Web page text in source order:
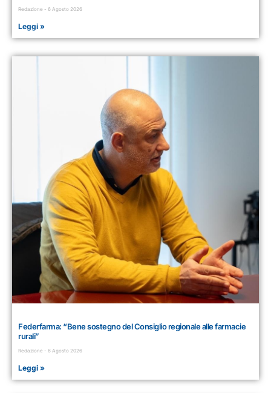
Redazione 6 Agosto 2026
Leggi »
Federfarma: “Bene sostegno del Consiglio regionale alle farmacie
rurali”
Redazione 6 Agosto 2026
Leggi »